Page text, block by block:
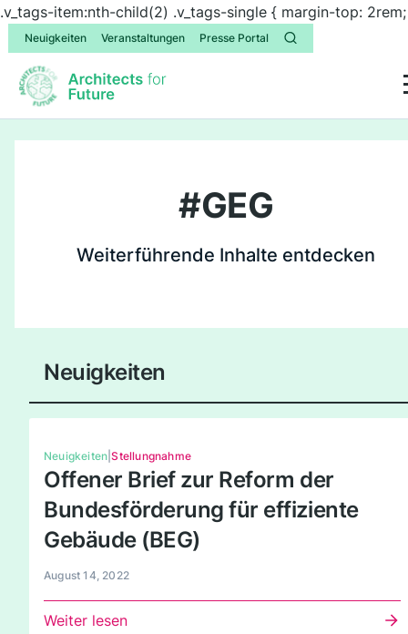
.v_tags-item:nth-child(2) .v_tags-single { margin-top: 2rem;
Neuigkeiten Veranstaltungen Presse Portal
#GEG
Weiterführende Inhalte entdecken
Neuigkeiten
Neuigkeiten |Stellungnahme
Offener Brief zur Reform der
Bundesförderung für effiziente
Gebäude (BEG)
August 14, 2022
Weiter lesen